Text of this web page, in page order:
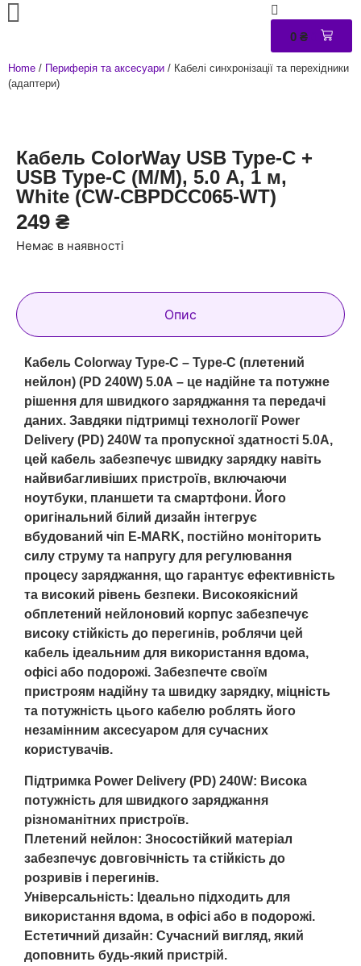
0 ₴
Home / Периферія та аксесуари / Кабелі синхронізації та перехідники
(адаптери)
Кабель ColorWay USB Type-C +
USB Type-C (M/M), 5.0 А, 1 м,
White (CW-CBPDCC065-WT)
249 ₴
Немає в наявності
Опис
Кабель Colorway Type-C – Type-C (плетений
нейлон) (PD 240W) 5.0А – це надійне та потужне
рішення для швидкого заряджання та передачі
даних. Завдяки підтримці технології Power
Delivery (PD) 240W та пропускної здатності 5.0А,
цей кабель забезпечує швидку зарядку навіть
найвибагливіших пристроїв, включаючи
ноутбуки, планшети та смартфони. Його
оригінальний білий дизайн інтегрує
вбудований чіп E-MARK, постійно моніторить
силу струму та напругу для регулювання
процесу заряджання, що гарантує ефективність
та високий рівень безпеки. Високоякісний
обплетений нейлоновий корпус забезпечує
високу стійкість до перегинів, роблячи цей
кабель ідеальним для використання вдома,
офісі або подорожі. Забезпечте своїм
пристроям надійну та швидку зарядку, міцність
та потужність цього кабелю роблять його
незамінним аксесуаром для сучасних
користувачів.
Підтримка Power Delivery (PD) 240W: Висока
потужність для швидкого заряджання
різноманітних пристроїв.
Плетений нейлон: Зносостійкий матеріал
забезпечує довговічність та стійкість до
розривів і перегинів.
Універсальність: Ідеально підходить для
використання вдома, в офісі або в подорожі.
Естетичний дизайн: Сучасний вигляд, який
доповнить будь-який пристрій.